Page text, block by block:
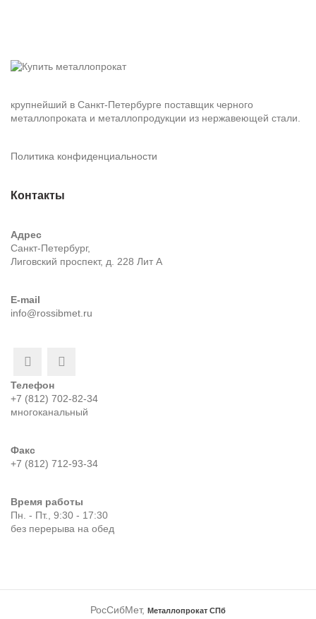
крупнейший в Санкт-Петербурге поставщик черного
металлопроката и металлопродукции из нержавеющей стали.
Политика конфиденциальности
Контакты
Адрес
Санкт-Петербург,
Лиговский проспект, д. 228 Лит А
E-mail
info@rossibmet.ru
Телефон
+7 (812) 702-82-34
многоканальный
Факс
+7 (812) 712-93-34
Время работы
Пн. - Пт., 9:30 - 17:30
без перерыва на обед
РосСибМет, Металлопрокат СПб